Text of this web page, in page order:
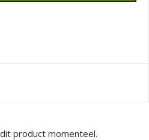
product momenteel.